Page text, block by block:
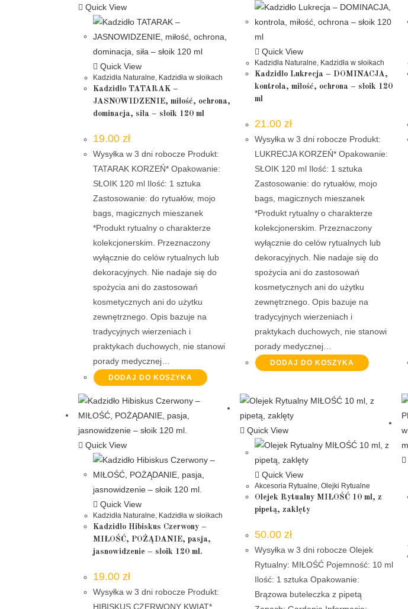
Quick View
Quick View
Kadzidła Naturalne Kadzidła w słoikach
Kadzidło TATARAK –
JASNOWIDZENIE, miłość, ochrona,
dominacja, siła – słoik 120 ml
19.00 zł
Wysyłka w 3 dni robocze Produkt:
TATARAK KORZEŃ* Opakowanie:
SŁOIK 120 ml Ilość: 1 sztuka
Zastosowanie: do rytuałów, mojo
bags, magicznych mieszanek
*Produkt rytualny o charakterze
kolekcjonerskim. Przeznaczony
wyłącznie do celów rytualnych lub
dekoracyjnych. Nie nadaje się do
spożycia ani do zastosowań
kosmetycznych ani do użytku
zewnętrznego. Opis bazuje na
tradycyjnych wierzeniach i
praktykach duchowych, nie stanowi
porady medycznej…
DODAJ DO KOSZYKA
Quick View
Kadzidła Naturalne Kadzidła w słoikach
Kadzidło Lukrecja – DOMINACJA,
kontrola, miłość, ochrona – słoik 120
ml
21.00zł
Wysyłka w 3 dni robocze Produkt:
LUKRECJA KORZEŃ* Opakowanie:
SŁOIK 120 ml Ilość: 1 sztuka
Zastosowanie: do rytuałów, mojo
bags, magicznych mieszanek
*Produkt rytualny o charakterze
kolekcjonerskim. Przeznaczony
wyłącznie do celów rytualnych lub
dekoracyjnych. Nie nadaje się do
spożycia ani do zastosowań
kosmetycznych ani do użytku
zewnętrznego. Opis bazuje na
tradycyjnych wierzeniach i
praktykach duchowych, nie stanowi
porady medycznej…
DODAJ DO KOSZYKA
Quick View
Quick View
Kadzidła Naturalne, Kadzidła w słoikach
Kadzidło Hibiskus Czerwony –
MIŁOŚĆ, POŻĄDANIE, pasja,
jasnowidzenie – słoik 120 ml.
19.00 zł
Wysyłka w 3 dni robocze Produkt:
HIBISKUS CZERWONY KWIAT*
Quick View
Quick View
Akcesoria Rytualne,Olejki Rytualne
Olejek Rytualny MIŁOŚĆ 10 ml, z
pipetą, zaklęty
50.00zł
Wysyłka w 3 dni robocze Olejek
Rytualny: MIŁOŚĆ Pojemność: 10 ml
Ilość: 1 sztuka Opakowanie:
Brązowa buteleczka z pipetą